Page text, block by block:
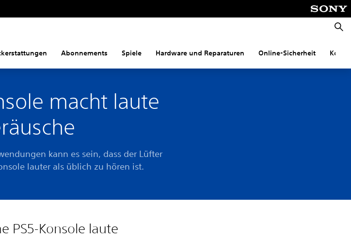
Abonnements Spiele Hardware und Reparaturen Online-Sicherheit
macht laute
kann es sein, dass der Lüfter
lauter als üblich zu hören ist.
PS5-Konsole laute